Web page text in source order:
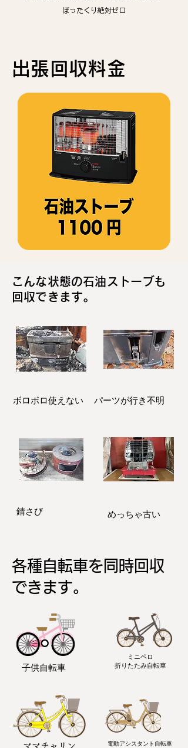
ぼったくり絶対ゼロ
出張回収料金
こんな状態の石油ストーブも
回収できます。
ボロボロ使えない パーツが行き不明
​錆さび ​めっちゃ古い
各種自転車を同時回収
できます。
子供自転車
ミニペロ
​折りたたみ自転車
ママチャリン 電動アシスタント自転車